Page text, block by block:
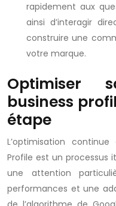
rapidement aux
ainsi d’interagir
construire une
votre marque.
Optimiser
business
étape
L’optimisation
Profile est un processus
une attention
performances et une